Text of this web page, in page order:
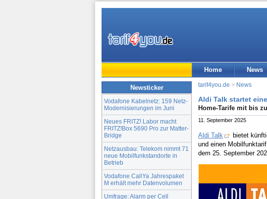
Home News
Newsticker
Vodafone Kabelnetz: 159 Netz-
Modernisierungen im Juni
Neues FRITZ! Labor macht
FRITZ!Box 5690 Pro zur Matter-
Bridge
Netzausbau: Telekom nimmt 71
neue Mobilfunkstandorte in
Betrieb
Vodafone CallYa Jahrespaket
M erhält mehr Datenvolumen
Umfrage: Alarm per Cell
tarif4you.de > News
Aldi Talk startet
Home-Tarife mit bis
11. September 2025
Aldi Talk
bietet
und einen
dem 25. September